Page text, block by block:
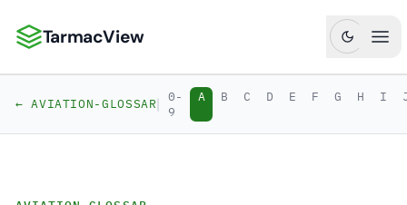
TarmacView: Präzisionsluftfahrtanalytik
TarmacView
← AVIATION-GLOSSAR| 0-
9
A B C D E F G H I